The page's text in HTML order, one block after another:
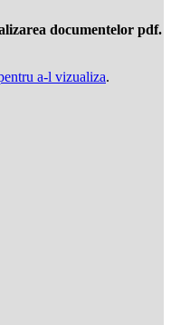
documentelor pdf.
a-l vizualiza.